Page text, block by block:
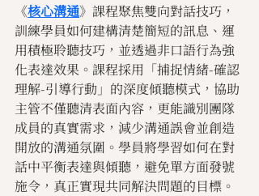
《核心溝通》課程聚焦雙向對話技巧，
訓練學員如何建構清楚簡短的訊息、運
用積極聆聽技巧，並透過非口語行為強
化表達效果。課程採用「捕捉情緒-確認
理解-引導行動」的深度傾聽模式，協助
主管不僅聽清表面內容，更能識別團隊
成員的真實需求，減少溝通誤會並創造
開放的溝通氛圍。學員將學習如何在對
話中平衡表達與傾聽，避免單方面發號
施令，真正實現共同解決問題的目標。